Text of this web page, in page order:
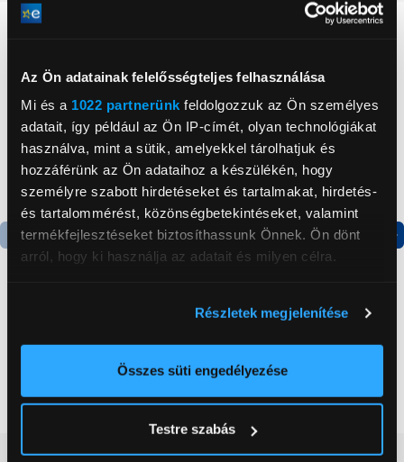
Az Ön adatainak felelősségteljes felhasználása
Mi és a 1022 partnerünk feldolgozzuk az Ön személyes
adatait, így például az Ön IP-címét, olyan technológiákat
használva, mint a sütik, amelyekkel tárolhatjuk és
hozzáférünk az Ön adataihoz a készülékén, hogy
személyre szabott hirdetéseket és tartalmakat, hirdetés-
és tartalommérést, közönségbetekintéseket, valamint
termékfejlesztéseket biztosíthassunk Önnek. Ön dönt
arról, hogy ki használja az adatait és milyen célra.
elhelyezkedéséről pár méteres pontossággal
Az Ön készülékén beazonosítása annak konkrét
módjairól és adja meg preferenciáit aRészletek
pontban. Bármikor módosíthatja vagy visszavonhatja a
Részletek megjelenítése
Összes süti engedélyezése
Testre szabás
Termék adatlap
by side hűtőszekrény
Termék adatlap
Gorenje N619EAXL4
Alulfagyasztós
179 999 Ft
Vásárlói vélemények(0)